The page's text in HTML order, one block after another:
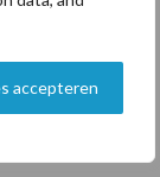
accepteren